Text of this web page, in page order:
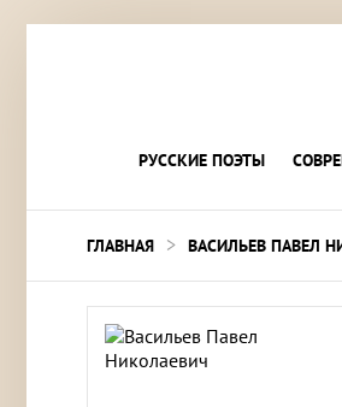
РУССКИЕ ПОЭТЫ
ГЛАВНАЯ > ВАСИЛЬЕВ ПАВЕЛ